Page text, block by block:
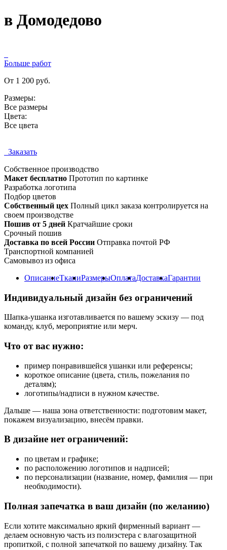
в Домодедово
Больше работ
От 1 200 руб.
Размеры:
Все размеры
Цвета:
Все цвета
Заказать
Собственное производство
Макет бесплатно Прототип по картинке
Разработка логотипа
Подбор цветов
Собственный цех Полный цикл заказа контролируется на
своем производстве
Пошив от 5 дней Кратчайшие сроки
Срочный пошив
Доставка по всей России Отправка почтой РФ
Транспортной компанией
Самовывоз из офиса
ОписаниеТканиРазмерыОплатаДоставкаГарантии
Индивидуальный дизайн без ограничений
Шапка-ушанка изготавливается по вашему эскизу — под
команду, клуб, мероприятие или мерч.
Что от вас нужно:
пример понравившейся ушанки или референсы;
короткое описание (цвета, стиль, пожелания по
деталям);
логотипы/надписи в нужном качестве.
Дальше — наша зона ответственности: подготовим макет,
покажем визуализацию, внесём правки.
В дизайне нет ограничений:
по цветам и графике;
по расположению логотипов и надписей;
по персонализации (название, номер, фамилия — при
необходимости).
Полная запечатка в ваш дизайн (по желанию)
Если хотите максимально яркий фирменный вариант —
делаем основную часть из полиэстера с влагозащитной
пропиткой, с полной запечаткой по вашему дизайну. Так